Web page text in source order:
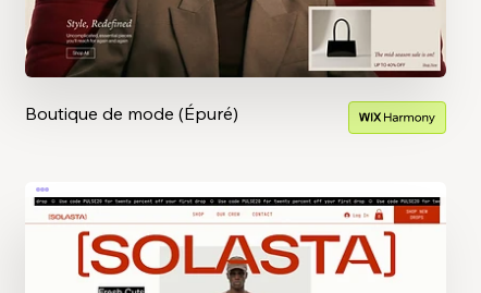
Boutique de mode (Épuré)